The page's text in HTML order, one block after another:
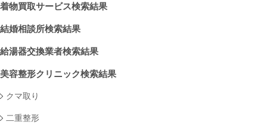
着物買取サービス検索結果
結婚相談所検索結果
給湯器交換業者検索結果
美容整形クリニック検索結果
クマ取り
二重整形